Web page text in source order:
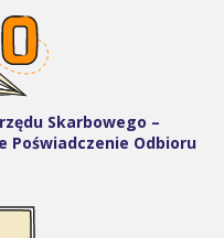
Skarbowego –
Poświadczenie Odbioru